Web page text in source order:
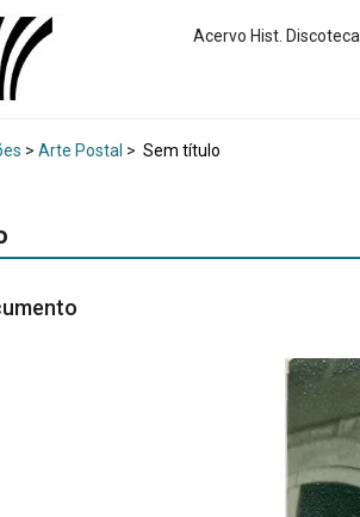
de ferramentas
Acervo Hist. Discoteca
> Arte Postal > Sem título